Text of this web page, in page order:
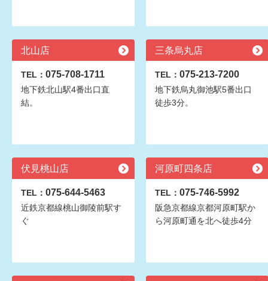
北山店
TEL： 075-708-1711
地下鉄北山駅4番出口直
結。
三条烏丸店
TEL： 075-213-7200
地下鉄烏丸御池駅5番出口
徒歩3分。
伏見桃山店
TEL： 075-644-5463
近鉄京都線桃山御陵前駅す
ぐ
河原町四条店
TEL： 075-746-5992
阪急京都線京都河原町駅か
ら河原町通を北へ徒歩4分